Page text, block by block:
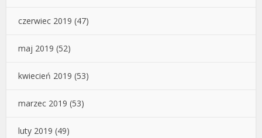
czerwiec 2019 (47)
maj 2019 (52)
kwiecień 2019 (53)
marzec 2019 (53)
luty 2019 (49)